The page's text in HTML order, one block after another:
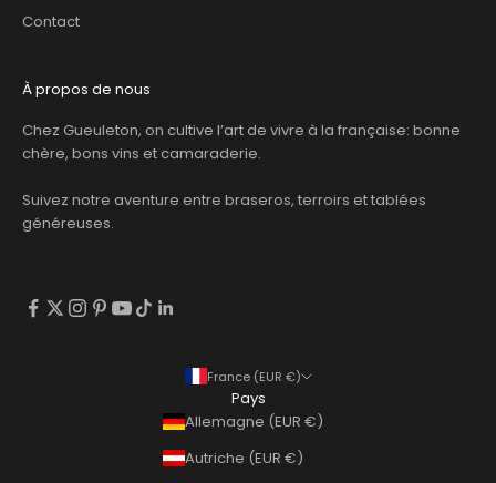
Contact
À propos de nous
Chez Gueuleton, on cultive l’art de vivre à la française: bonne
chère, bons vins et camaraderie.
Suivez notre aventure entre braseros, terroirs et tablées
généreuses.
France (EUR €)
Pays
Allemagne (EUR €)
Autriche (EUR €)